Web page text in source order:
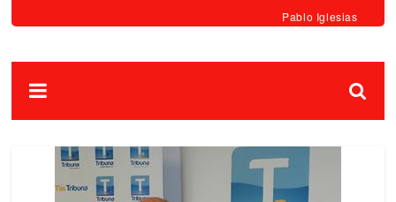
Pablo Iglesias